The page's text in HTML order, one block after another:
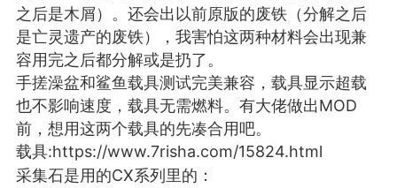
MOD下载 攻略教程 联机招募
大人
Lv.8
17:51
电脑端 其他&工具
之后是木屑）。还会出以前原版的废铁（分解之后
是亡灵遗产的废铁），我害怕这两种材料会出现兼
容用完之后都分解或是扔了。
手搓澡盆和鲨鱼载具测试完美兼容，载具显示超载
也不影响速度，载具无需燃料。有大佬做出MOD
前，想用这两个载具的先凑合用吧。
载具:https://www.7risha.com/15824.html
采集石是用的CX系列里的：